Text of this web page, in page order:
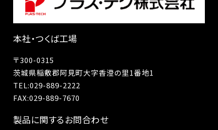
本社・つくば工場
〒300-0315
茨城県稲敷郡阿見町大字香澄の里1番地1
TEL:029-889-2222
FAX:029-889-7670
製品に関するお問合わせ